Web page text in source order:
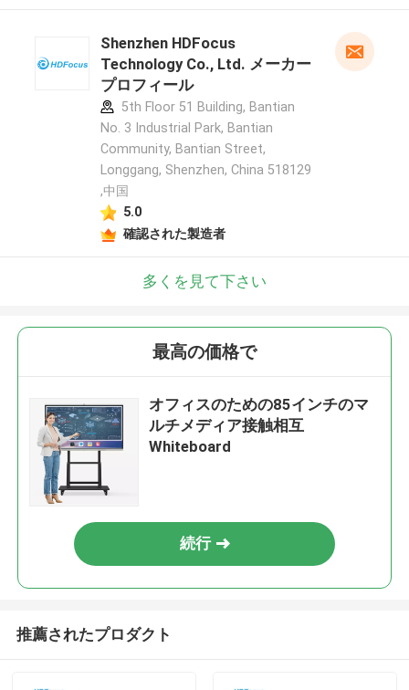
Shenzhen HDFocus
Technology Co., Ltd. メーカー
プロフィール
5th Floor 51 Building, Bantian
No. 3 Industrial Park, Bantian
Community, Bantian Street,
Longgang, Shenzhen, China 518129
,中国
5.0
確認された製造者
多くを見て下さい
最高の価格で
オフィスのための85インチのマ
ルチメディア接触相互
Whiteboard
続行
推薦されたプロダクト